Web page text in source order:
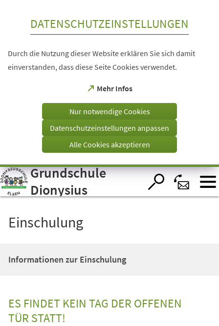
Visuelle
Assistenzsoftware
öffnen.
DATENSCHUTZEINSTELLUNGEN
Durch die Nutzung dieser Website erklären Sie sich damit
einverstanden, dass diese Seite Cookies verwendet.
Mehr Infos
(Öffnet
einem
Tab)
Nur notwendige Cookies
Datenschutzeinstellungen anpassen
Alle Cookies akzeptieren
Grundschule
Dionysius
Einschulung
Informationen zur Einschulung
ES FINDET KEIN TAG DER OFFENEN
TÜR STATT!